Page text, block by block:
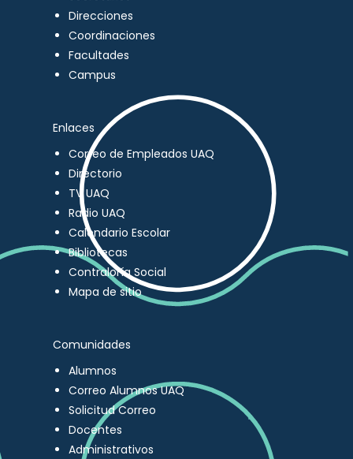
Direcciones
Coordinaciones
Facultades
Campus
Enlaces
Correo de Empleados UAQ
Directorio
TV UAQ
Radio UAQ
Calendario Escolar
Bibliotecas
Contraloría Social
Mapa de sitio
Comunidades
Alumnos
Correo Alumnos UAQ
Solicitud Correo
Docentes
Administrativos